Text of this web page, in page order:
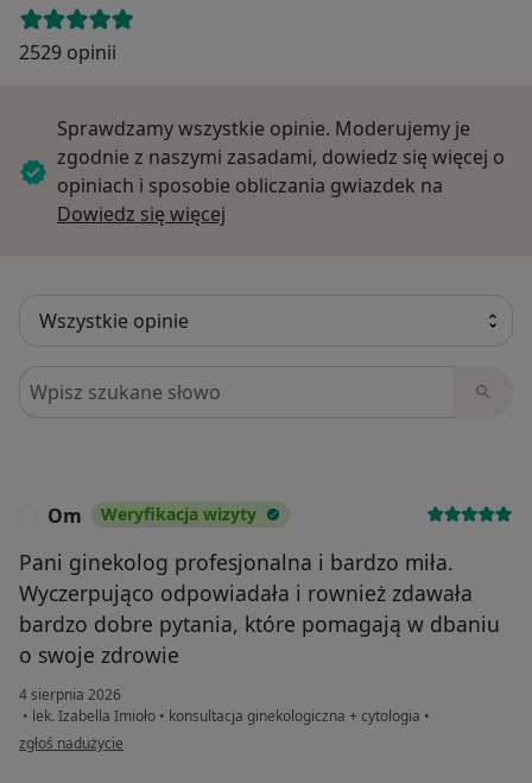
2529 opinii
Sprawdzamy wszystkie opinie. Moderujemy je
zgodnie z naszymi zasadami, dowiedz się więcej o
opiniach i sposobie obliczania gwiazdek na
Dowiedz się więcej
Szukaj w opiniach
Om Weryfikacja wizyty
Pani ginekolog profesjonalna i bardzo miła.
Wyczerpująco odpowiadała i rownież zdawała
bardzo dobre pytania, które pomagają w dbaniu
o swoje zdrowie
4 sierpnia 2026
• lek. Izabella Imioło • konsultacja ginekologiczna + cytologia •
w opinii użytkownika Om
zgłoś nadużycie